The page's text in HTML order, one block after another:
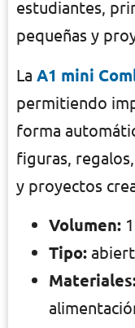
estudiantes,
pequeñas y
La A1 mini
permitiendo
forma
figuras,
y proyectos
Volumen:
Tipo: